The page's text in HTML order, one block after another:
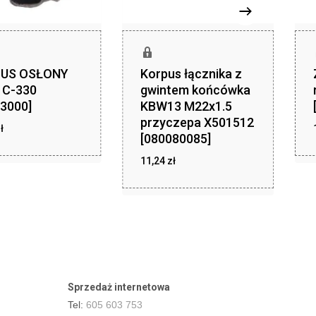
OSŁONY
330
Korpus łącznika z
gwintem końcówka
KBW13 M22x1.5
przyczepa X501512
[080080085]
11,24 zł
Sprzedaż internetowa
Tel: 605 603 753